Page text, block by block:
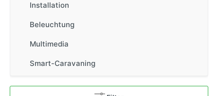
Installation
Beleuchtung
Multimedia
Smart-Caravaning